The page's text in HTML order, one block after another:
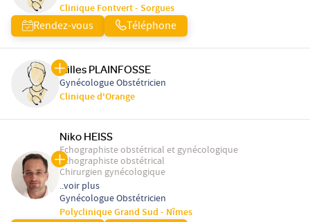
Clinique Fontvert - Sorgues
Rendez-vous Téléphone
Gilles PLAINFOSSE
Gynécologue Obstétricien
Clinique d'Orange
Niko HEISS
Echographiste obstétrical et gynécologique
Echographiste obstétrical
Chirurgien gynécologique
..voir plus
Gynécologue Obstétricien
Polyclinique Grand Sud - Nîmes